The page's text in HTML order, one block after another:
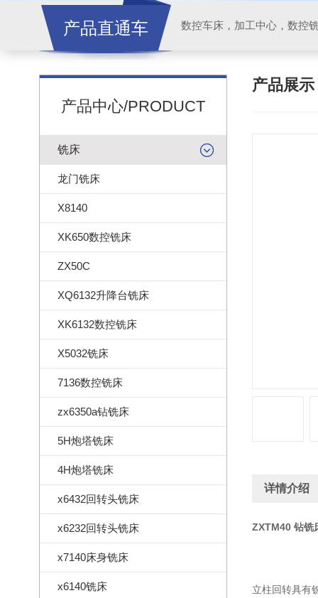
产品直通车
产品中心/PRODUCT
铣床
龙门铣床
X8140
XK650数控铣床
ZX50C
XQ6132升降台铣床
XK6132数控铣床
X5032铣床
7136数控铣床
zx6350a钻铣床
5H炮塔铣床
4H炮塔铣床
x6432回转头铣床
x6232回转头铣床
x7140床身铣床
x6140铣床
产品展示
详情介绍
ZXTM40 钻铣
立柱回转具有